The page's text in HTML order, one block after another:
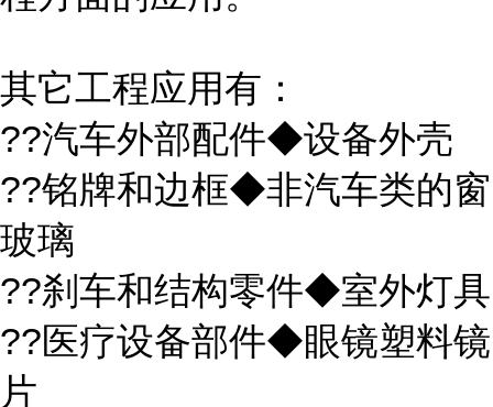
其它工程应用有：
??汽车外部配件◆设备外壳
??铭牌和边框◆非汽车类的窗
玻璃
??刹车和结构零件◆室外灯具
??医疗设备部件◆眼镜塑料镜
片